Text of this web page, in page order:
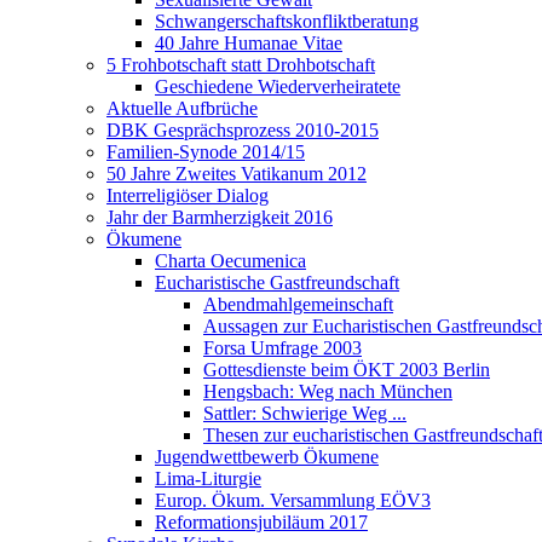
Schwangerschaftskonfliktberatung
40 Jahre Humanae Vitae
5 Frohbotschaft statt Drohbotschaft
Geschiedene Wiederverheiratete
Aktuelle Aufbrüche
DBK Gesprächsprozess 2010-2015
Familien-Synode 2014/15
50 Jahre Zweites Vatikanum 2012
Interreligiöser Dialog
Jahr der Barmherzigkeit 2016
Ökumene
Charta Oecumenica
Eucharistische Gastfreundschaft
Abendmahlgemeinschaft
Aussagen zur Eucharistischen
Forsa Umfrage 2003
Gottesdienste beim ÖKT 2003 Berlin
Hengsbach: Weg nach München
Sattler: Schwierige Weg ...
Thesen zur eucharistischen Gastfreundschaft
Jugendwettbewerb Ökumene
Lima-Liturgie
Europ. Ökum. Versammlung EÖV3
Reformationsjubiläum 2017